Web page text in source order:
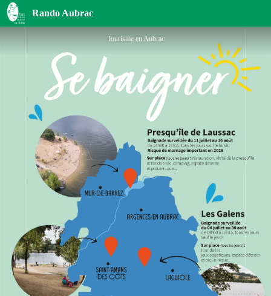
Rando Aubrac
Baignade surveillée Presqu'île de Laussac
Tourisme en Aubrac